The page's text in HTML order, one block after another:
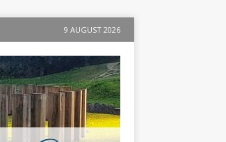
9 AUGUST 2026